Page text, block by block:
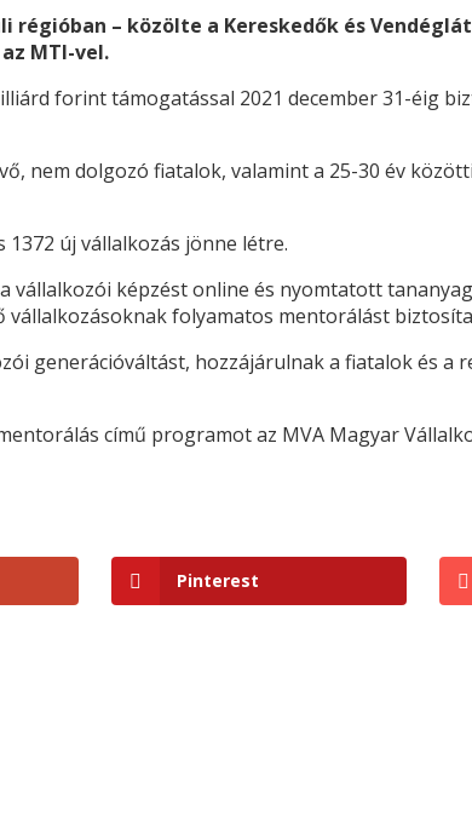
– közölte a Kereskedők és
MTI-vel.
forint támogatással 2021 december 31-éig
nem dolgozó fiatalok, valamint a 25-30 év
új vállalkozás jönne létre.
vállalkozói képzést online és nyomtatott
folyamatos mentorálást
generációváltást, hozzájárulnak a fiatalok és a
című programot az MVA Magyar
Pinterest